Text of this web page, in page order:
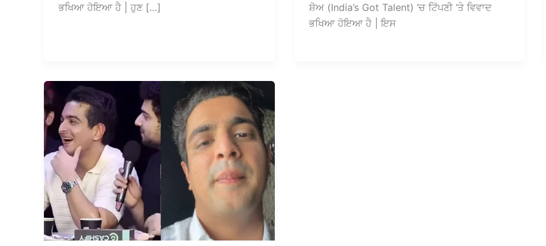
ਭਖਿਆ ਹੋਇਆ ਹੈ | ਹੁਣ […]
ਸ਼ੋਅ (India’s Got Talent) ‘ਚ ਟਿੱਪਣੀ ‘ਤੇ ਵਿਵਾਦ
ਭਖਿਆ ਹੋਇਆ ਹੈ | ਇਸ